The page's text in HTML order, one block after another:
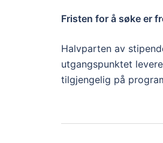
Fristen for å søke er
Halvparten av
utgangspunktet
tilgjengelig på